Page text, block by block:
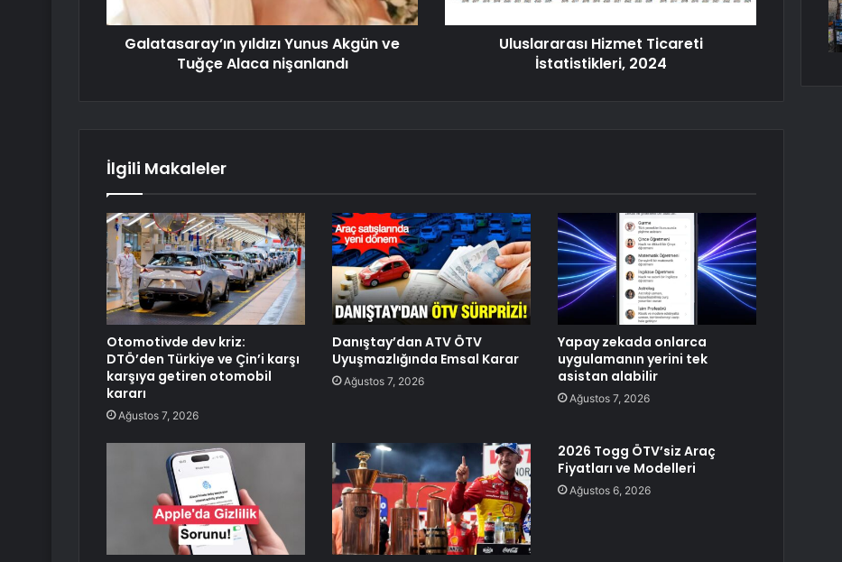
Galatasaray’ın yıldızı Yunus Akgün ve
Tuğçe Alaca nişanlandı
Uluslararası Hizmet Ticareti
İstatistikleri, 2024
İlgili Makaleler
Otomotivde dev kriz:
DTÖ’den Türkiye ve Çin’i karşı
karşıya getiren otomobil
kararı
Ağustos 7, 2026
Danıştay’dan ATV ÖTV
Uyuşmazlığında Emsal Karar
Ağustos 7, 2026
Yapay zekada onlarca
uygulamanın yerini tek
asistan alabilir
Ağustos 7, 2026
2026 Togg ÖTV’siz Araç
Fiyatları ve Modelleri
Ağustos 6, 2026